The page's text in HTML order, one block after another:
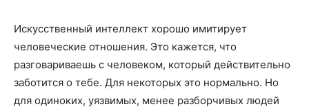
Искусственный интеллект хорошо имитирует
человеческие отношения. Это кажется, что
разговариваешь с человеком, который действительно
заботится о тебе. Для некоторых это нормально. Но
для одиноких, уязвимых, менее разборчивых людей